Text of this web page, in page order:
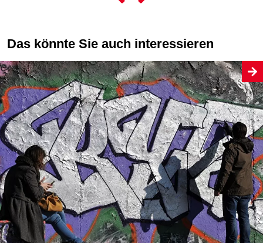
Das könnte Sie auch interessieren